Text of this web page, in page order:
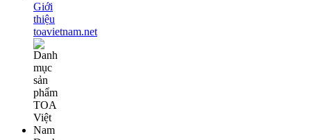
Giới
thiệu
toavietnam.net